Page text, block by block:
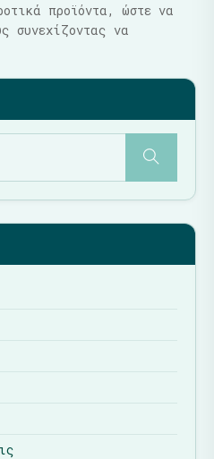
προϊόντα, ώστε να
συνεχίζοντας να